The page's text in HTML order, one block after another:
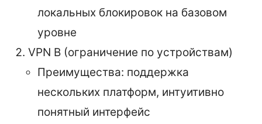
локальных блокировок на базовом
уровне
VPN B (ограничение по устройствам)
Преимущества: поддержка
нескольких платформ, интуитивно
понятный интерфейс